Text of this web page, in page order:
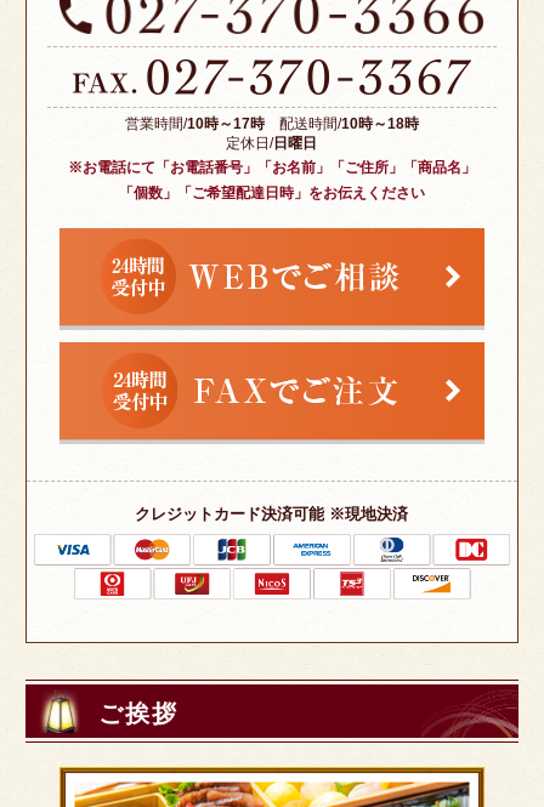
営業時間/10時～17時配送時間/10時～18時
定休日/日曜日
※お電話にて「お電話番号」「お名前」「ご住所」「商品名」
「個数」「ご希望配達日時」をお伝えください
クレジットカード決済可能 ※現地決済
ご挨拶